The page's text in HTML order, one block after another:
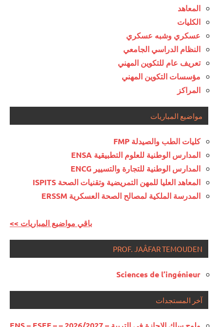
المعاهد
الكليات
عسكري وشبه عسكري
النظام الدراسي الجامعي
تعريف عام للتكوين المهني
مؤسسات التكوين المهني
المراكز
مواضيع المباريات
كليات الطب والصيدلة FMP
المدارس الوطنية للعلوم التطبيقية ENSA
المدارس الوطنية للتجارة والتسيير ENCG
المعاهد العليا للمهن التمريضية وتقنيات الصحة ISPITS
المدرسة الملكية لمصالح الصحة العسكرية ERSSM
<< باقي مواضيع المباريات
PROF. JAÂFAR TEMOUDEN
Sciences de l’ingénieur
آخر المستجدات